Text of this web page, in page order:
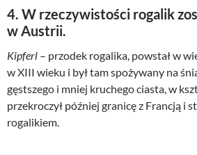
4. W rzeczywistości rogalik
w Austrii.
Kipferl – przodek rogalika, powstał w
w XIII wieku i był tam spożywany na
gęstszego i mniej kruchego ciasta, w
przekroczył później granicę z Francją i
rogalikiem.